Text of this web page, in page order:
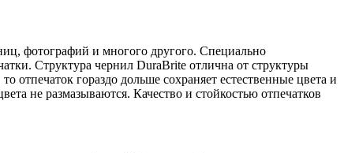
фотографий и многого другого. Специально
Структура чернил DuraBrite отлична от структуры
гораздо дольше сохраняет естественные цвета и
не размазываются. Качество и стойкостью отпечатков